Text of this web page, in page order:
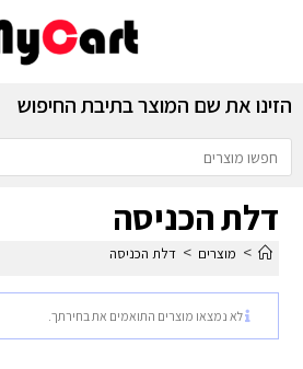
הזינו את שם המוצר בתיבת החיפוש
דלת הכניסה
> מוצרים > דלת הכניסה
לא נמצאו מוצרים התואמים את בחירתך.